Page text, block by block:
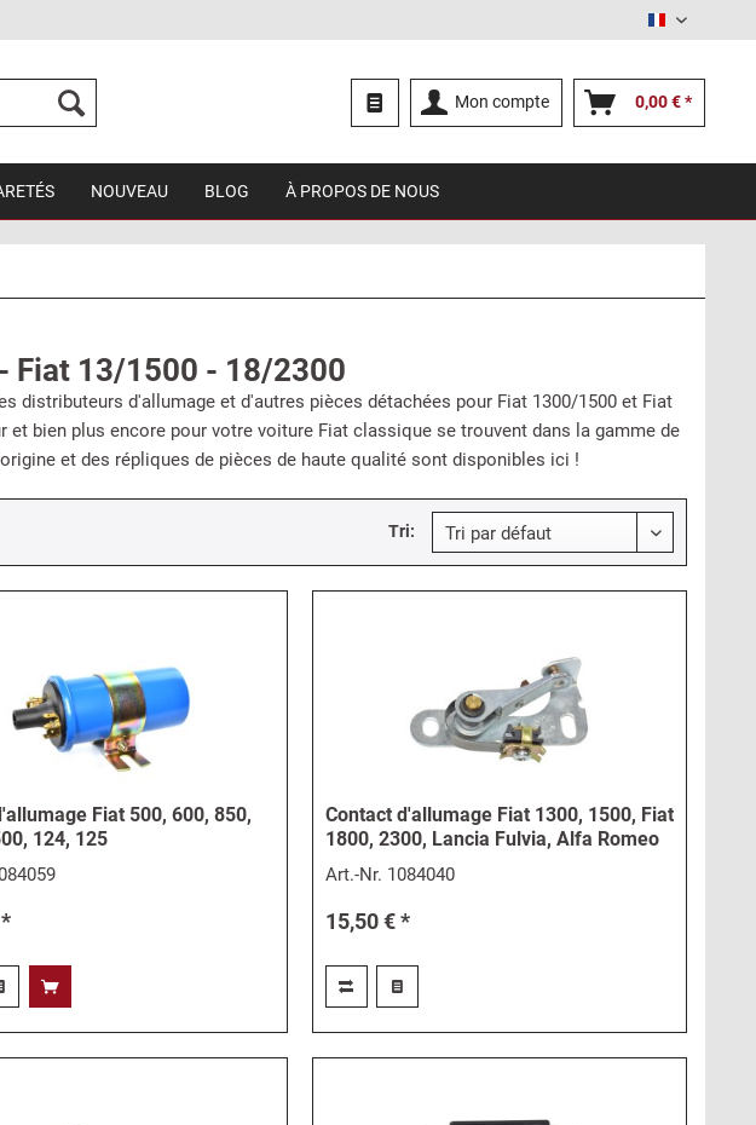
Français
Mon compte 0,00 € *
NOUVEAU BLOG À PROPOS DE NOUS
Fiat 13/1500 - 18/2300
distributeurs d'allumage et d'autres pièces détachées pour Fiat 1300/1500 et Fiat
bien plus encore pour votre voiture Fiat classique se trouvent dans la gamme de
et des répliques de pièces de haute qualité sont disponibles ici !
Tri:
Fiat 500, 600, 850,
124, 125
Contact d'allumage Fiat 1300, 1500, Fiat
1800, 2300, Lancia Fulvia, Alfa Romeo
Art.-Nr. 1084040
15,50 € *